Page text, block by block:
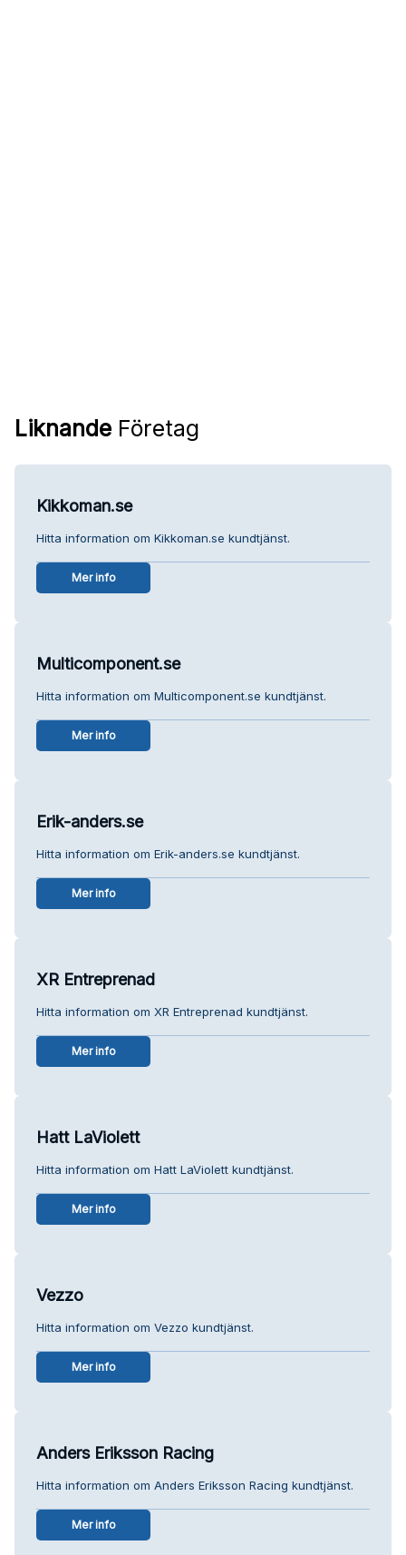
Liknande Företag
Kikkoman.se
Hitta information om Kikkoman.se kundtjänst.
Mer info
Multicomponent.se
Hitta information om Multicomponent.se kundtjänst.
Mer info
Erik-anders.se
Hitta information om Erik-anders.se kundtjänst.
Mer info
XR Entreprenad
Hitta information om XR Entreprenad kundtjänst.
Mer info
Hatt LaViolett
Hitta information om Hatt LaViolett kundtjänst.
Mer info
Vezzo
Hitta information om Vezzo kundtjänst.
Mer info
Anders Eriksson Racing
Hitta information om Anders Eriksson Racing kundtjänst.
Mer info